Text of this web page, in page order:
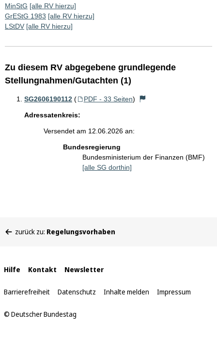
MinStG [alle RV hierzu]
GrEStG 1983 [alle RV hierzu]
LStDV [alle RV hierzu]
Zu diesem RV abgegebene grundlegende
Stellungnahmen/Gutachten (1)
SG2606190112 ( PDF - 33 Seiten)
Adressatenkreis:
Versendet am 12.06.2026 an:
Bundesregierung
Bundesministerium der Finanzen (BMF)
[alle SG dorthin]
befinden
zurück zu: Regelungsvorhaben
Interne
Links
Hilfe Kontakt Newsletter
Barrierefreiheit Datenschutz Inhalte melden Impressum
© Deutscher Bundestag